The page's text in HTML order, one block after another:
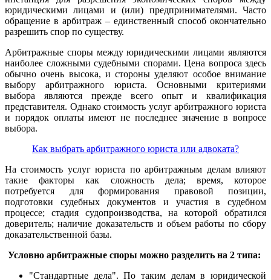
юридическими лицами и (или) предпринимателями. Часто
обращение в арбитраж – единственный способ окончательно
разрешить спор по существу.
Арбитражные споры между юридическими лицами являются
наиболее сложными судебными спорами. Цена вопроса здесь
обычно очень высока, и стороны уделяют особое внимание
выбору арбитражного юриста. Основными критериями
выбора являются прежде всего опыт и квалификация
представителя. Однако стоимость услуг арбитражного юриста
и порядок оплаты имеют не последнее значение в вопросе
выбора.
Как выбрать арбитражного юриста или адвоката?
На стоимость услуг юриста по арбитражным делам влияют
такие факторы как сложность дела; время, которое
потребуется для формирования правовой позиции,
подготовки судебных документов и участия в судебном
процессе; стадия судопроизводства, на которой обратился
доверитель; наличие доказательств и объем работы по сбору
доказательственной базы.
Условно арбитражные споры можно разделить на 2 типа:
"Стандартные дела". По таким делам в юридической